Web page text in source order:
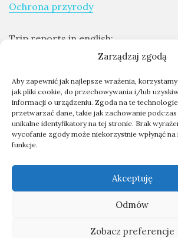
Zarządzaj zgodą
Aby zapewnić jak najlepsze wrażenia,
jak pliki cookie, do przechowywania i/lub
informacji o urządzeniu. Zgoda na te
przetwarzać dane, takie jak zachowanie
unikalne identyfikatory na tej stronie. Brak
wycofanie zgody może niekorzystnie wpłynąć
funkcje.
Akceptuję
Odmów
Zobacz preferencje
Ochrona przyrody
Trip reports in english:
Skontaktuj się ze mną
Współpraca - kontakt
O mnie
PRZYGODY PRZYRODY - BLOG